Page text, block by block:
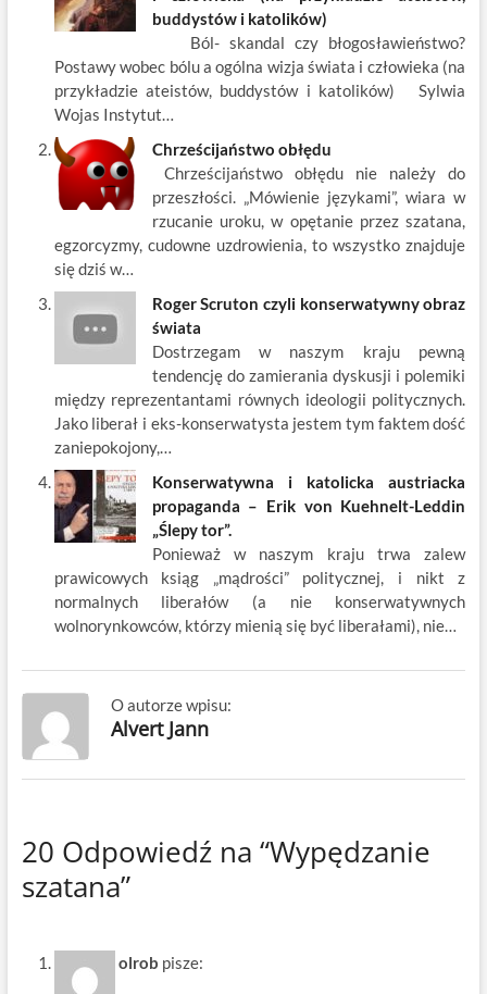
o
o
k
t
p dI
n
buddystów i katolików)
Ból- skandal czy błogosławieństwo?
Postawy wobec bólu a ogólna wizja świata i człowieka (na
przykładzie ateistów, buddystów i katolików) Sylwia
Wojas Instytut…
Chrześcijaństwo obłędu
Chrześcijaństwo obłędu nie należy do
przeszłości. „Mówienie językami”, wiara w
rzucanie uroku, w opętanie przez szatana,
egzorcyzmy, cudowne uzdrowienia, to wszystko znajduje
się dziś w…
Roger Scruton czyli konserwatywny obraz
świata
Dostrzegam w naszym kraju pewną
tendencję do zamierania dyskusji i polemiki
między reprezentantami równych ideologii politycznych.
Jako liberał i eks-konserwatysta jestem tym faktem dość
zaniepokojony,…
Konserwatywna i katolicka austriacka
propaganda – Erik von Kuehnelt-Leddin
„Ślepy tor”.
Ponieważ w naszym kraju trwa zalew
prawicowych ksiąg „mądrości” politycznej, i nikt z
normalnych liberałów (a nie konserwatywnych
wolnorynkowców, którzy mienią się być liberałami), nie…
O autorze wpisu:
Alvert Jann
20 Odpowiedź na “Wypędzanie
szatana”
olrob pisze: